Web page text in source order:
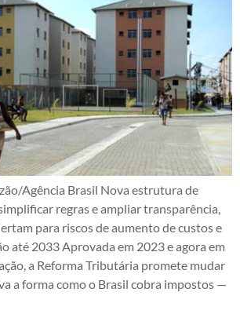
Agência Brasil Nova estrutura de
regras e ampliar transparência,
para riscos de aumento de custos e
até 2033 Aprovada em 2023 e agora em
a Reforma Tributária promete mudar
a forma como o Brasil cobra impostos —